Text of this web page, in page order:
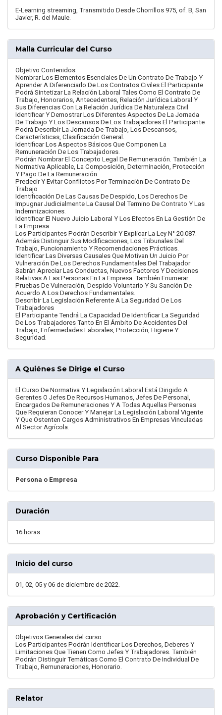
E-Learning streaming, Transmitido Desde Chorrillos 975, of. B, San
Javier, R. del Maule.
Malla Curricular del Curso
Objetivo Contenidos
Nombrar Los Elementos Esenciales De Un Contrato De Trabajo Y
Aprender A Diferenciarlo De Los Contratos Civiles El Participante
Podrá Sintetizar La Relación Laboral Tales Como El Contrato De
Trabajo, Honorarios, Antecedentes, Relación Jurídica Laboral Y
Sus Diferencias Con La Relación Jurídica De Naturaleza Civil
Identificar Y Demostrar Los Diferentes Aspectos De La Jornada
De Trabajo Y Los Descansos De Los Trabajadores El Participante
Podrá Describir La Jornada De Trabajo, Los Descansos,
Características, Clasificación General.
Identificar Los Aspectos Básicos Que Componen La
Remuneración De Los Trabajadores.
Podrán Nombrar El Concepto Legal De Remuneración. También La
Normativa Aplicable, La Composición, Determinación, Protección
Y Pago De La Remuneración.
Predecir Y Evitar Conflictos Por Terminación De Contrato De
Trabajo
Identificación De Las Causas De Despido, Los Derechos De
Impugnar Judicialmente La Causal Del Termino De Contrato Y Las
Indemnizaciones.
Identificar El Nuevo Juicio Laboral Y Los Efectos En La Gestión De
La Empresa
Los Participantes Podrán Describir Y Explicar La Ley N° 20.087.
Además Distinguir Sus Modificaciones, Los Tribunales Del
Trabajo, Funcionamiento Y Recomendaciones Prácticas.
Identificar Las Diversas Causales Que Motivan Un Juicio Por
Vulneración De Los Derechos Fundamentales Del Trabajador
Sabrán Apreciar Las Conductas, Nuevos Factores Y Decisiones
Relativas A Las Personas En La Empresa. También Enumerar
Pruebas De Vulneración, Despido Voluntario Y Su Sanción De
Acuerdo A Los Derechos Fundamentales.
Describir La Legislación Referente A La Seguridad De Los
Trabajadores
El Participante Tendrá La Capacidad De Identificar La Seguridad
De Los Trabajadores Tanto En El Ámbito De Accidentes Del
Trabajo, Enfermedades Laborales, Protección, Higiene Y
Seguridad.
A Quiénes Se Dirige el Curso
El Curso De Normativa Y Legislación Laboral Está Dirigido A
Gerentes O Jefes De Recursos Humanos, Jefes De Personal,
Encargados De Remuneraciones Y A Todas Aquellas Personas
Que Requieran Conocer Y Manejar La Legislación Laboral Vigente
Y Que Ostenten Cargos Administrativos En Empresas Vinculadas
Al Sector Agrícola.
Curso Disponible Para
Persona o Empresa
Duración
16 horas
Inicio del curso
01, 02, 05 y 06 de diciembre de 2022.
Aprobación y Certificación
Objetivos Generales del curso:
Los Participantes Podrán Identificar Los Derechos, Deberes Y
Limitaciones Que Tienen Como Jefes Y Trabajadores. También
Podrán Distinguir Temáticas Como El Contrato De Individual De
Trabajo, Remuneraciones, Honorario.
Relator